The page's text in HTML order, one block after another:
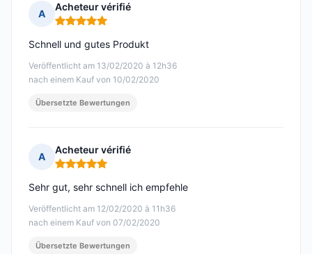
A
Acheteur vérifié
Hinweis: 5 von 5
Veröffentlicht am 13/02/2020 à 12h36
nach einem Kauf von 10/02/2020
Schnell und gutes Produkt
Übersetzte Bewertungen
A
Acheteur vérifié
Hinweis: 5 von 5
Veröffentlicht am 12/02/2020 à 11h36
nach einem Kauf von 07/02/2020
Sehr gut, sehr schnell ich empfehle
Übersetzte Bewertungen